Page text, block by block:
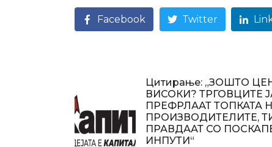
Facebook Twitter
Цитирање: „ЗОШТО
ВИСОКИ? ТРГОВЦИТЕ
ПРЕФРЛААТ ТОПКАТА
ПРОИЗВОДИТЕЛИТЕ,
ПРАВДААТ СО
ИНПУТИ“